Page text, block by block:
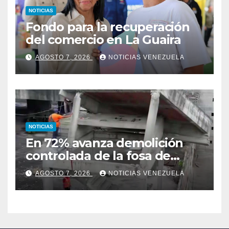
NOTICIAS
Fondo para la recuperación
del comercio en La Guaira
AGOSTO 7, 2026 NOTICIAS VENEZUELA
NOTICIAS
En 72% avanza demolición
controlada de la fosa de
ascensores en la Torre de
David
AGOSTO 7, 2026 NOTICIAS VENEZUELA